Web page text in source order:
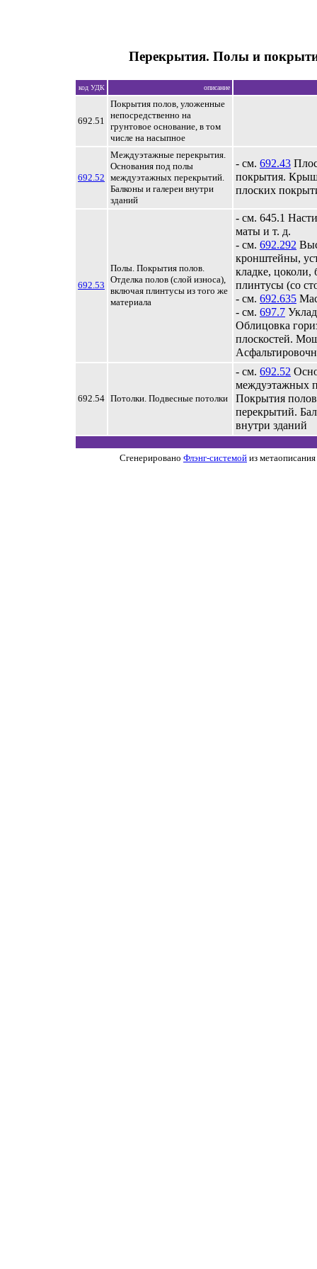
Перекрытия. Полы и
код УДК описание
692.51
Покрытия полов, уложенные
непосредственно на
грунтовое основание, в том
числе на насыпное
692.52
Междуэтажные перекрытия.
Основания под полы
междуэтажных перекрытий.
Балконы и галереи внутри
зданий
- см. 692.43
покрытия.
плоских
692.53
Полы. Покрытия полов.
Отделка полов (слой износа),
включая плинтусы из того же
материала
- см. 645.1
маты и т. д.
- см. 692.292
кронштейны,
кладке, цоколи,
плинтусы (со
- см. 692.635
- см. 697.7
Облицовка
плоскостей.
692.54 Потолки. Подвесные потолки
- см. 692.52
междуэтажных
Покрытия
перекрытий.
внутри зданий
Сгенерировано Флэнг-системой из